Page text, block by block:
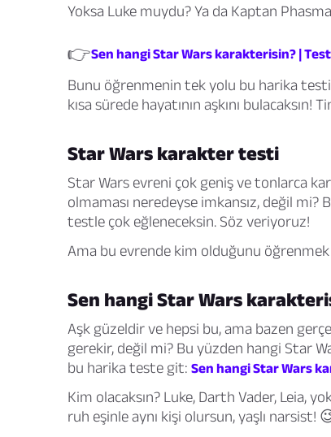
Yoksa Luke muydu? Ya da Kaptan
👉 Sen hangi Star Wars karakterisin? |
Bunu öğrenmenin tek yolu bu harika
kısa sürede hayatının aşkını bulacaksın!
Star Wars karakter testi
Star Wars evreni çok geniş ve tonlarca
olmaması neredeyse imkansız, değil mi?
testle çok eğleneceksin. Söz veriyoruz!
Ama bu evrende kim olduğunu
Sen hangi Star Wars
Aşk güzeldir ve hepsi bu, ama bazen
gerekir, değil mi? Bu yüzden hangi Star
bu harika teste git: Sen hangi Star Wars
Kim olacaksın? Luke, Darth Vader, Leia,
ruh eşinle aynı kişi olursun, yaşlı narsist!